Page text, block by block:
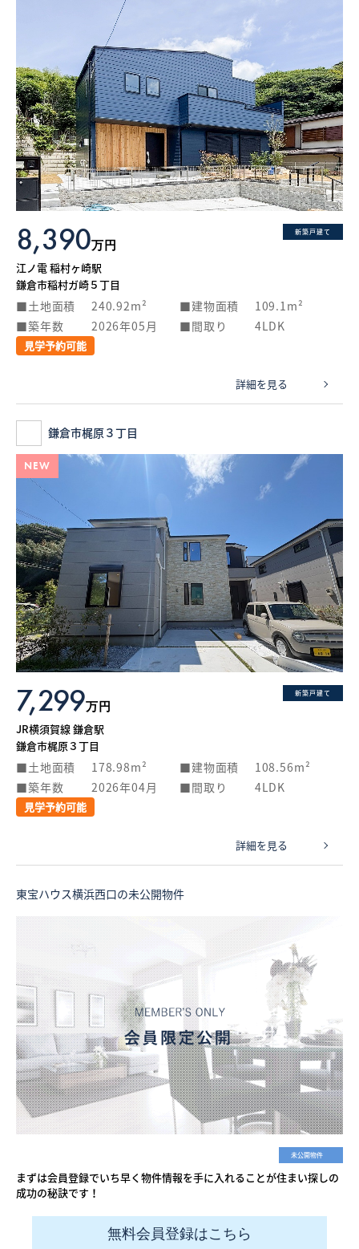
新築戸建て
8,390万円
江ノ電 稲村ヶ崎駅
鎌倉市稲村ガ崎５丁目
土地面積 240.92m² 建物面積
109.1m²
築年数
2026年05月 間取り 4LDK
見学予約可能
詳細を見る
鎌倉市梶原３丁目
NEW
新築戸建て
7,299万円
JR横須賀線 鎌倉駅
鎌倉市梶原３丁目
土地面積 178.98m² 建物面積
108.56m²
築年数
2026年04月 間取り 4LDK
見学予約可能
詳細を見る
東宝ハウス横浜西口の未公開物件
未公開物件
まずは会員登録でいち早く物件情報を手に入れることが住まい探しの
成功の秘訣です！
無料会員登録はこちら